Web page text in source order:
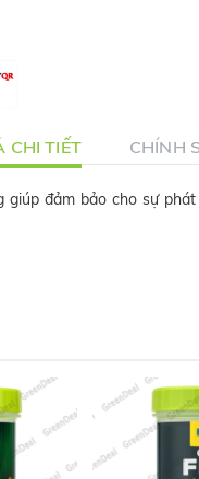
CHI TIẾT CHÍNH
đảm bảo cho sự